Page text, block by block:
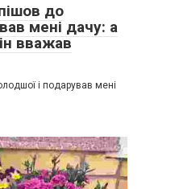
до
мені дачу: а
вважав
і подарував мені